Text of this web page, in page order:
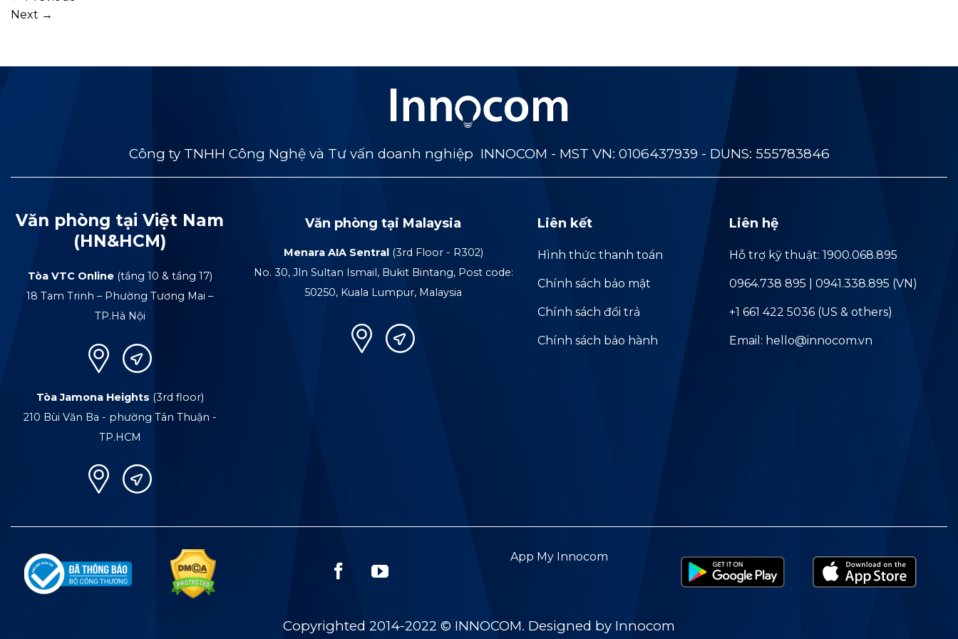
Next →
Công ty TNHH Công Nghệ và Tư vấn doanh nghiệp INNOCOM - MST VN: 0106437939 - DUNS: 555783846
Văn phòng tại Việt Nam
(HN&HCM)
Tòa VTC Online(tầng 10 & tầng 17)
18 Tam Trinh – Phường Tương Mai –
TP.Hà Nội
Tòa Jamona Heights (3rd floor)
210 Bùi Văn Ba - phường Tân Thuận -
TP.HCM
Văn phòng tại Malaysia
Menara AIA Sentral (3rd Floor - R302)
No. 30, Jln Sultan Ismail, Bukit Bintang, Post code:
50250, Kuala Lumpur, Malaysia
Liên kết
Hình thức thanh toán
Chính sách bảo mật
Chính sách đổi trả
Chính sách bảo hành
Liên hệ
Hỗ trợ kỹ thuật: 1900.068.895
0964.738 895 | 0941.338.895 (VN)
+1 661 422 5036 (US & others)
Email: hello@innocom.vn
App My Innocom
Copyrighted 2014-2022 © INNOCOM. Designed by Innocom